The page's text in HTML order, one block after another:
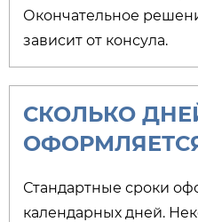
Окончательное
зависит от консула.
СКОЛЬКО
Стандартные сроки
календарных дней.